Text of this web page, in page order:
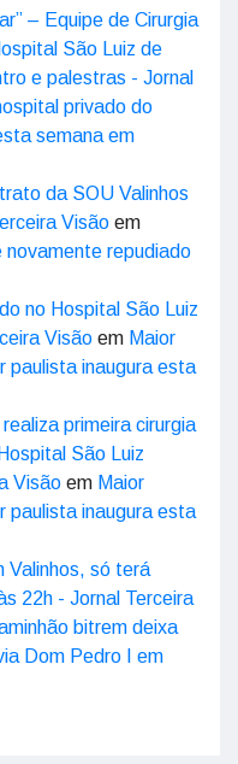
– Equipe de Cirurgia
São Luiz de
e palestras - Jornal
privado do
semana em
da SOU Valinhos
Visão em
novamente repudiado
no Hospital São Luiz
Visão em Maior
paulista inaugura esta
primeira cirurgia
São Luiz
Visão em Maior
paulista inaugura esta
Valinhos, só terá
22h - Jornal Terceira
bitrem deixa
Dom Pedro I em